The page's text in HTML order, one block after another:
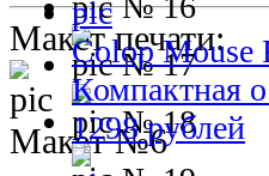
Макет печати:
Макет №6
№ 17
№ 18
Colop Mouse
Компактная
1298 рублей